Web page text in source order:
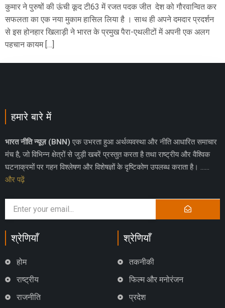
कुमार ने पुरुषों की ऊंची कूद टी63 में रजत पदक जीत देश को गौरवान्वित कर
सफलता का एक नया मुकाम हासिल लिया है । साथ ही अपने दमदार प्रदर्शन
से इस होनहार खिलाड़ी ने भारत के प्रमुख पैरा-एथलीटों में अपनी एक अलग
पहचान कायम […]
हमारे बारे में
भारत नीति न्यूज़ (BNN) एक उभरता हुआ अर्थव्यवस्था और नीति आधारित समाचार
मंच है, जो विभिन्न क्षेत्रों से जुड़ी खबरें प्रस्तुत करता है तथा राष्ट्रीय और वैश्विक
घटनाक्रमों पर गहन विश्लेषण और विशेषज्ञों के दृष्टिकोण उपलब्ध कराता है। ……
और पढ़ें
श्रेणियाँ
होम
राष्ट्रीय
राजनीति
श्रेणियाँ
तकनीकी
फिल्म और मनोरंजन
प्रदेश